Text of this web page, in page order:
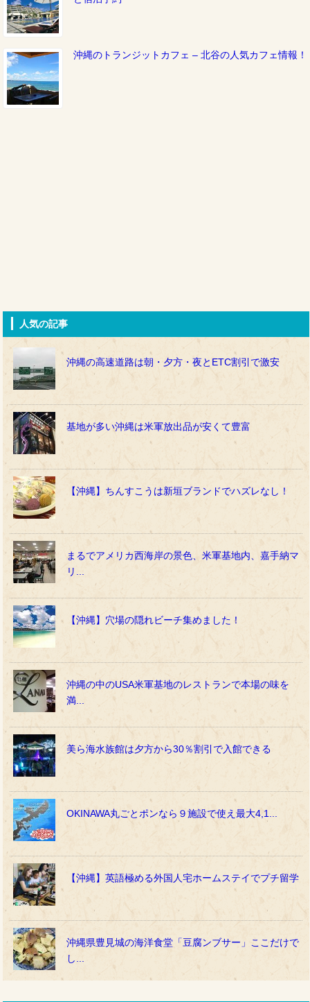
沖縄のトランジットカフェ – 北谷の人気カフェ情報！
人気の記事
沖縄の高速道路は朝・夕方・夜とETC割引で激安
基地が多い沖縄は米軍放出品が安くて豊富
【沖縄】ちんすこうは新垣ブランドでハズレなし！
まるでアメリカ西海岸の景色、米軍基地内、嘉手納マ
リ...
【沖縄】穴場の隠れビーチ集めました！
沖縄の中のUSA米軍基地のレストランで本場の味を
満...
美ら海水族館は夕方から30％割引で入館できる
OKINAWA丸ごとポンなら９施設で使え最大4,1...
【沖縄】英語極める外国人宅ホームステイでプチ留学
沖縄県豊見城の海洋食堂「豆腐ンブサー」ここだけで
し...